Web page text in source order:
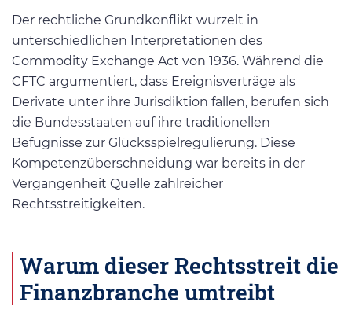
Der rechtliche Grundkonflikt wurzelt in
unterschiedlichen Interpretationen des
Commodity Exchange Act von 1936. Während die
CFTC argumentiert, dass Ereignisverträge als
Derivate unter ihre Jurisdiktion fallen, berufen sich
die Bundesstaaten auf ihre traditionellen
Befugnisse zur Glücksspielregulierung. Diese
Kompetenzüberschneidung war bereits in der
Vergangenheit Quelle zahlreicher
Rechtsstreitigkeiten.
Warum dieser Rechtsstreit die
Finanzbranche umtreibt